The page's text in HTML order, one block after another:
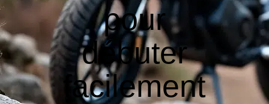
pour
débuter
facilement